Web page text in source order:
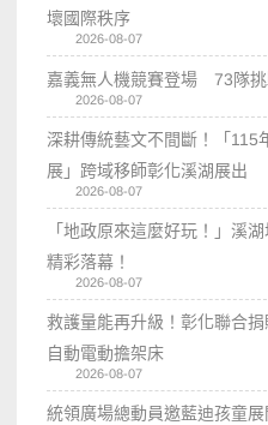
壞國際秩序
2026-08-07
嘉義無人機競賽登場 73隊
2026-08-07
深耕傳統藝文不間斷！「
展」跨域移師彰化溪湖展出
2026-08-07
「地政原來這麼好玩！」溪
精彩落幕！
2026-08-07
救護量能再升級！彰化聯合
自動電動擔架床
2026-08-07
統領廣場總動員邀藍迪孩童